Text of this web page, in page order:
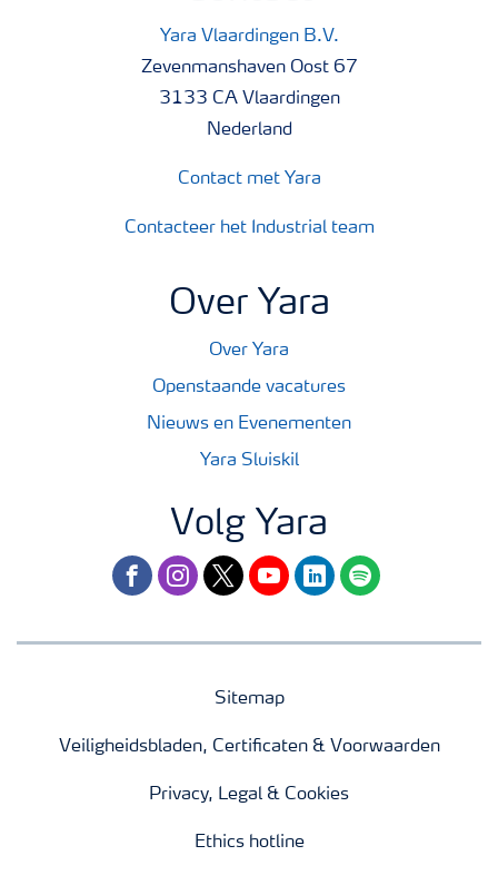
Yara Vlaardingen B.V.
Zevenmanshaven Oost 67
3133 CA Vlaardingen
Nederland
Contact met Yara
Contacteer het Industrial team
Over Yara
Over Yara
Openstaande vacatures
Nieuws en Evenementen
Yara Sluiskil
Volg Yara
facebookinstagram
twitteryoutubelinkedinspotify
Sitemap
Veiligheidsbladen, Certificaten & Voorwaarden
Privacy, Legal & Cookies
Ethics hotline